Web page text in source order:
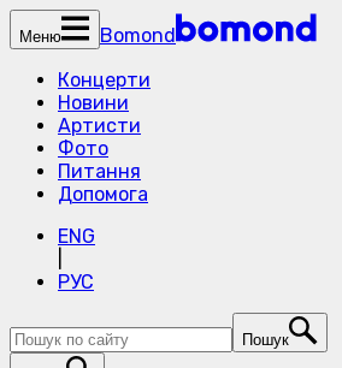
Меню
Bomond
Концерти
Новини
Артисти
Фото
Питання
Допомога
ENG
РУС
Пошук